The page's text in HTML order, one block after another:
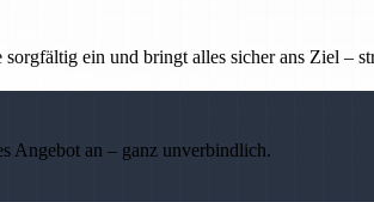
ein und bringt alles sicher ans Ziel –
Angebot an – ganz unverbindlich.